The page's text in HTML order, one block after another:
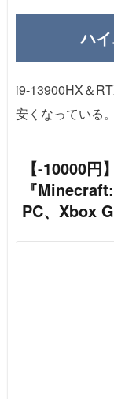
ハ
i9-13900HX＆
安くなっている。
【-10000
『
PC、Xbox